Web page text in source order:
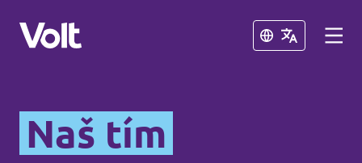
Zavrieť
Vyberte jazyk
Slovenčina
Zavrieť
Naš tím